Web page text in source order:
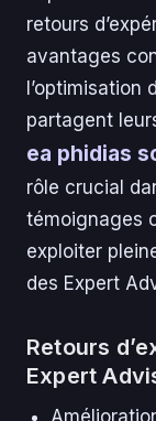
retours
avantages
l’optimisation
partagent
ea phidias
rôle crucial
témoignages
exploiter
des Expert
Retours
Expert